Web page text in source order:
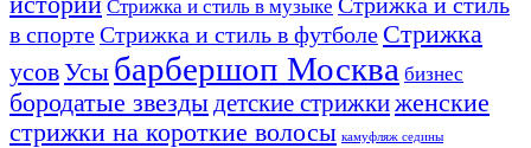
Стрижка и стиль в музыке
в спортеСтрижка и стиль в футболе Стрижка
усовУсы барбершоп Москва бизнес
бородатые звезды детские стрижкиженские
стрижки на короткие волосы камуфляж седины